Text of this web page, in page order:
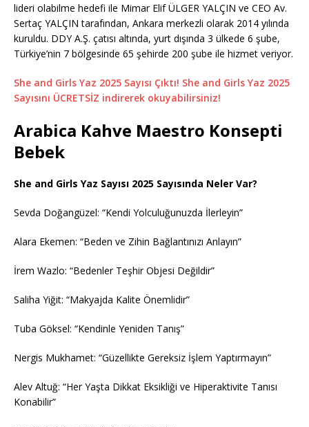
lideri olabilme hedefi ile Mimar Elif ÜLGER YALÇIN ve CEO Av.
Sertaç YALÇIN tarafından, Ankara merkezli olarak 2014 yılında
kuruldu. DDY A.Ş. çatısı altında, yurt dışında 3 ülkede 6 şube,
Türkiye’nin 7 bölgesinde 65 şehirde 200 şube ile hizmet veriyor.
She and Girls Yaz 2025 Sayısı Çıktı! She and Girls Yaz 2025
Sayısını ÜCRETSİZ indirerek okuyabilirsiniz!
Arabica Kahve Maestro Konsepti
Bebek
She and Girls Yaz Sayısı 2025 Sayısında Neler Var?
Sevda Doğangüzel: “Kendi Yolculuğunuzda İlerleyin”
Alara Ekemen: “Beden ve Zihin Bağlantınızı Anlayın”
İrem Wazlo: “Bedenler Teşhir Objesi Değildir”
Saliha Yiğit: “Makyajda Kalite Önemlidir”
Tuba Göksel: “Kendinle Yeniden Tanış”
Nergis Mukhamet: “Güzellikte Gereksiz İşlem Yaptırmayın”
Alev Altuğ: “Her Yaşta Dikkat Eksikliği ve Hiperaktivite Tanısı
Konabilir”